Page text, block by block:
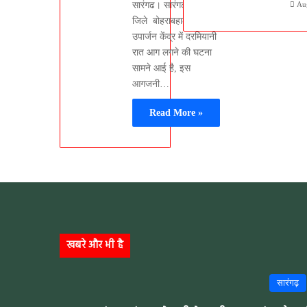
सारंगढ। सारंगढ़ बिलाईगढ़
जिले बोहराबहाल उप
उपार्जन केंद्र में दरमियानी
रात आग लगने की घटना
सामने आई है, इस
आगजनी…
Read More »
खबरे और भी है
सारंगढ़